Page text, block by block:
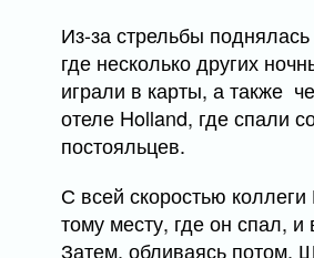
Из-за стрельбы
где несколько других
играли в карты, а также
отеле Holland, где спали
постояльцев.
С всей скоростью
тому месту, где он спал, и
Затем, обливаясь потом,